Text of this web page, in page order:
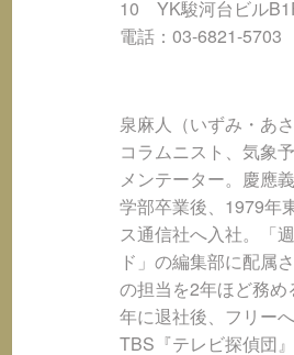
10 YK駿河台ビル
電話：03-6821-5703
泉麻人（いずみ・あさ
コラムニスト、気象
メンテーター。慶應
学部卒業後、1979年
ス通信社へ入社。「
ド」の編集部に配属
の担当を2年ほど務め
年に退社後、フリーへ
TBS『テレビ探偵団